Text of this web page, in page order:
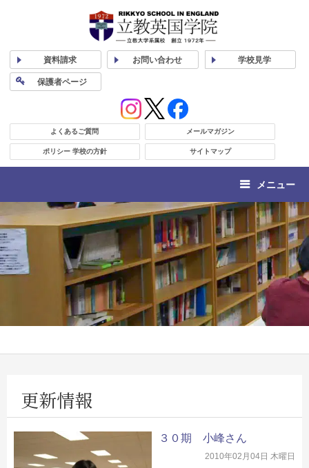
資料請求 お問い合わせ 学校見学
保護者ページ
よくあるご質問 メールマガジン
ポリシー 学校の方針 サイトマップ
メニュー
更新情報
３０期 小峰さん
2010年02月04日 木曜日